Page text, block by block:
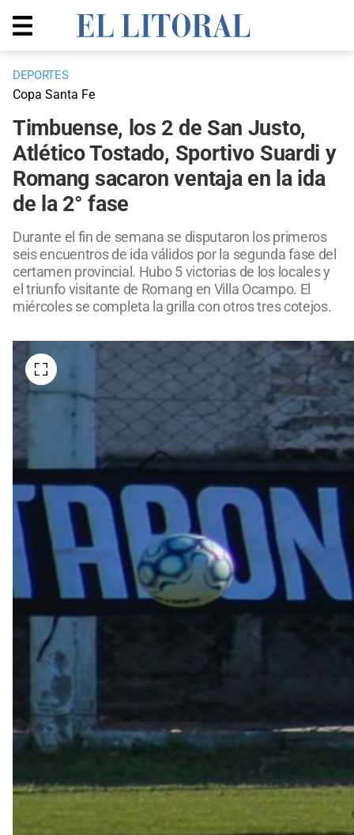
DEPORTES
Copa Santa Fe
Timbuense, los 2 de San Justo,
Atlético Tostado, Sportivo Suardi y
Romang sacaron ventaja en la ida
de la 2° fase
Durante el fin de semana se disputaron los primeros
seis encuentros de ida válidos por la segunda fase del
certamen provincial. Hubo 5 victorias de los locales y
el triunfo visitante de Romang en Villa Ocampo. El
miércoles se completa la grilla con otros tres cotejos.